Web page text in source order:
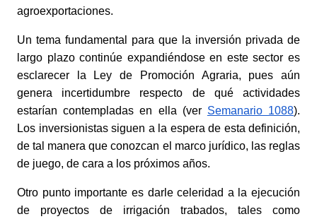
agroexportaciones.
Un tema fundamental para que la inversión privada de
largo plazo continúe expandiéndose en este sector es
esclarecer la Ley de Promoción Agraria, pues aún
genera incertidumbre respecto de qué actividades
estarían contempladas en ella (ver Semanario 1088).
Los inversionistas siguen a la espera de esta definición,
de tal manera que conozcan el marco jurídico, las reglas
de juego, de cara a los próximos años.
Otro punto importante es darle celeridad a la ejecución
de proyectos de irrigación trabados, tales como